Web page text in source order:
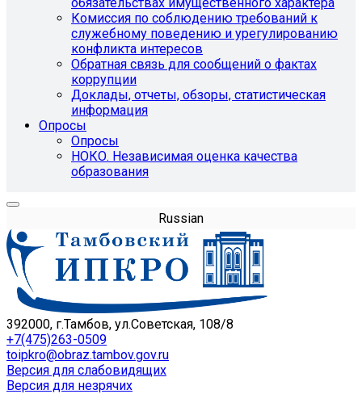
Комиссия по соблюдению требований к
служебному поведению и урегулированию
конфликта интересов
Обратная связь для сообщений о фактах
коррупции
Доклады, отчеты, обзоры, статистическая
информация
Опросы
Опросы
НОКО. Независимая оценка качества
образования
Russian
392000, г.Тамбов, ул.Советская, 108/8
+7(475)263-0509
toipkro@obraz.tambov.gov.ru
Версия для слабовидящих
Версия для незрячих